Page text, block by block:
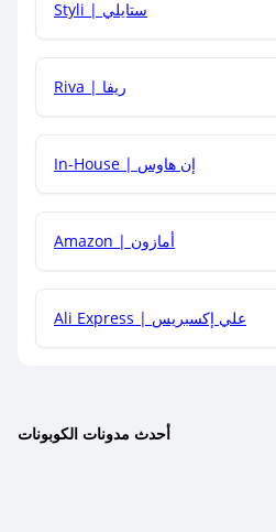
كود خصم مع العروض الأخرى؟
Styli | ستايلي
Riva | ريفا
In-House | إن هاوس
Amazon | أمازون
Ali Express | علي إكسبريس
أحدث مدونات الكوبونات